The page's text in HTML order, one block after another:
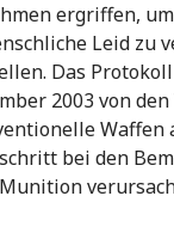
ergriffen,
Leid zu
Das
2003 von
Waffen
bei den